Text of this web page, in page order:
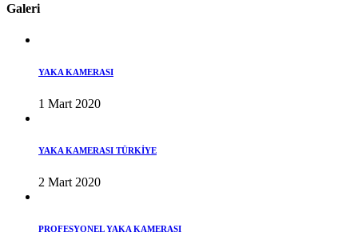
Galeri
YAKA KAMERASI
1 Mart 2020
YAKA KAMERASI TÜRKİYE
2 Mart 2020
PROFESYONEL YAKA KAMERASI